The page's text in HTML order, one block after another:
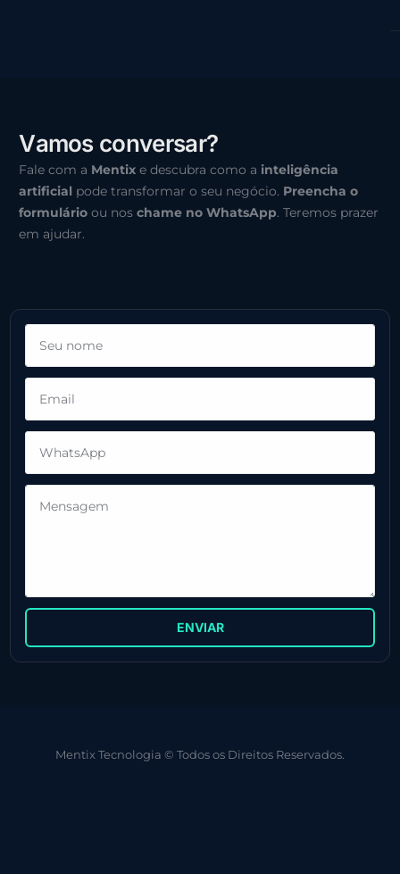
Vamos conversar?
Fale com a Mentix e descubra como a inteligência
artificial pode transformar o seu negócio. Preencha o
formulário ou noschame no WhatsApp. Teremos prazer
em ajudar.
ENVIAR
Mentix Tecnologia © Todos os Direitos Reservados.